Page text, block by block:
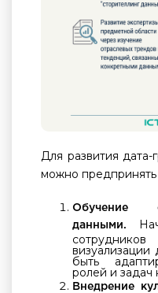
Для развития дата-
можно
Обучение
данными.
быть
ролей и задач
Внедрение